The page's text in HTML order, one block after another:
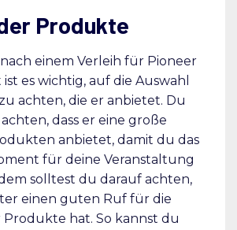
Produkte
einem Verleih für Pioneer
es wichtig, auf die Auswahl
achten, die er anbietet. Du
dass er eine große
anbietet, damit du das
für deine Veranstaltung
solltest du darauf achten,
einen guten Ruf für die
hat. So kannst du